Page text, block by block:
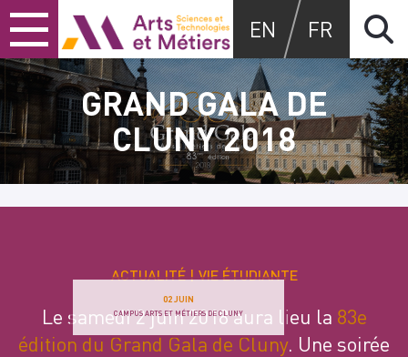
Skip
to
content
Skip
to
main
menu
Skip
to
search
Arts et métiers
EN FR
GRAND GALA DE
CLUNY 2018
02 JUIN
CAMPUS ARTS ET MÉTIERS DE CLUNY
ACTUALITÉ VIE ÉTUDIANTE
Le samedi 2 juin 2018 aura lieu la 83e
édition du Grand Gala de Cluny. Une soirée